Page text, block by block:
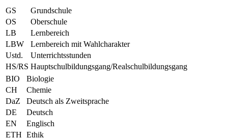
GS
Grundschule
OS
Oberschule
LB
Lernbereich
LBW
Lernbereich mit Wahlcharakter
Ustd.
Unterrichtsstunden
HS/RS Hauptschulbildungsgang/Realschulbildungsgang
BIO
Biologie
CH
Chemie
DaZ
Deutsch als Zweitsprache
DE
Deutsch
EN
Englisch
ETH Ethik